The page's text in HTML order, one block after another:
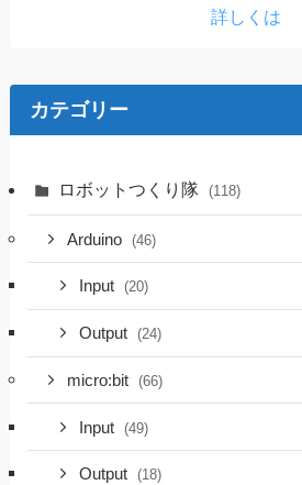
詳しくは
カテゴリー
ロボットつくり隊 (118)
Arduino (46)
Input (20)
Output (24)
micro:bit (66)
Input (49)
Output (18)